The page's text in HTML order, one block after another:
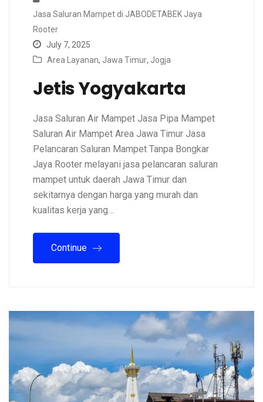
Jasa Saluran Mampet di JABODETABEK Jaya
Rooter
July 7, 2025
Area Layanan, Jawa Timur, Jogja
Jetis Yogyakarta
Jasa Saluran Air Mampet Jasa Pipa Mampet
Saluran Air Mampet Area Jawa Timur Jasa
Pelancaran Saluran Mampet Tanpa Bongkar
Jaya Rooter melayani jasa pelancaran saluran
mampet untuk daerah Jawa Timur dan
sekitarnya dengan harga yang murah dan
kualitas kerja yang…
Continue